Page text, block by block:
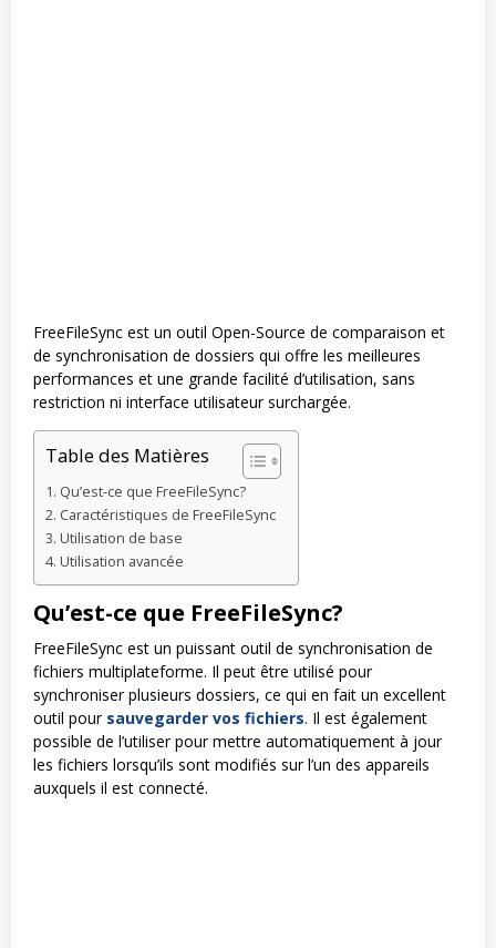
FreeFileSync est un outil Open-Source de comparaison et
de synchronisation de dossiers qui offre les meilleures
performances et une grande facilité d’utilisation, sans
restriction ni interface utilisateur surchargée.
Table des Matières
Qu’est-ce que FreeFileSync?
Caractéristiques de FreeFileSync
Utilisation de base
Utilisation avancée
Qu’est-ce que FreeFileSync?
FreeFileSync est un puissant outil de synchronisation de
fichiers multiplateforme. Il peut être utilisé pour
synchroniser plusieurs dossiers, ce qui en fait un excellent
outil pour sauvegarder vos fichiers. Il est également
possible de l’utiliser pour mettre automatiquement à jour
les fichiers lorsqu’ils sont modifiés sur l’un des appareils
auxquels il est connecté.